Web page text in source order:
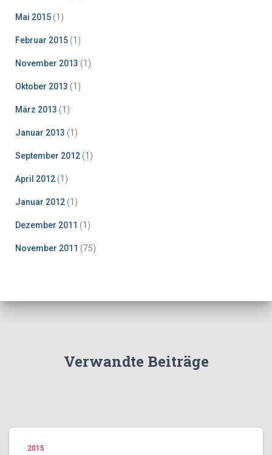
Mai 2015 (1)
Februar 2015 (1)
November 2013 (1)
Oktober 2013 (1)
März 2013 (1)
Januar 2013 (1)
September 2012 (1)
April 2012 (1)
Januar 2012 (1)
Dezember 2011 (1)
November 2011 (75)
Verwandte Beiträge
2015